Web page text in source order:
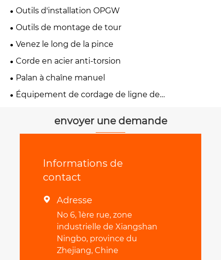
Outils d'installation OPGW
Outils de montage de tour
Venez le long de la pince
Corde en acier anti-torsion
Palan à chaîne manuel
Équipement de cordage de ligne de
envoyer une demande
Informations de
contact
 Adresse
No 6, 1ère rue, zone
industrielle de Xiangshan
Ningbo, province du
Zhejiang, Chine